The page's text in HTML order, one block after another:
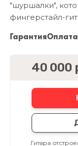
"шуршалки",
фингерстайл-
ГарантияОплата
40 000
Гитара